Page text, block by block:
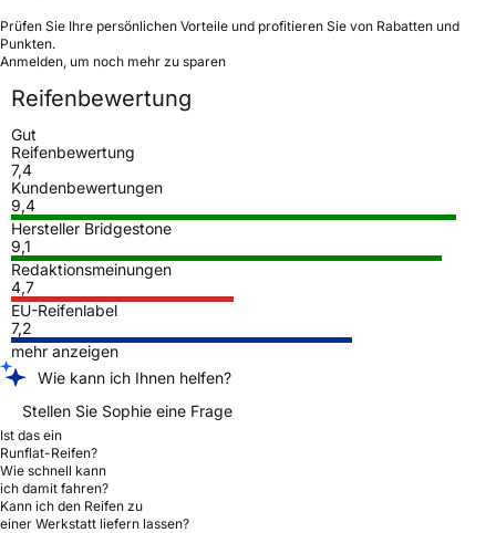
Prüfen Sie Ihre persönlichen Vorteile und profitieren Sie von Rabatten und
Punkten.
Anmelden, um noch mehr zu sparen
Reifenbewertung
Gut
Reifenbewertung
7,4
Kundenbewertungen
9,4
Hersteller Bridgestone
9,1
Redaktionsmeinungen
4,7
EU-Reifenlabel
7,2
mehr anzeigen
Wie kann ich Ihnen helfen?
Stellen Sie Sophie eine Frage
Ist das ein
Runflat-Reifen?
Wie schnell kann
ich damit fahren?
Kann ich den Reifen zu
einer Werkstatt liefern lassen?